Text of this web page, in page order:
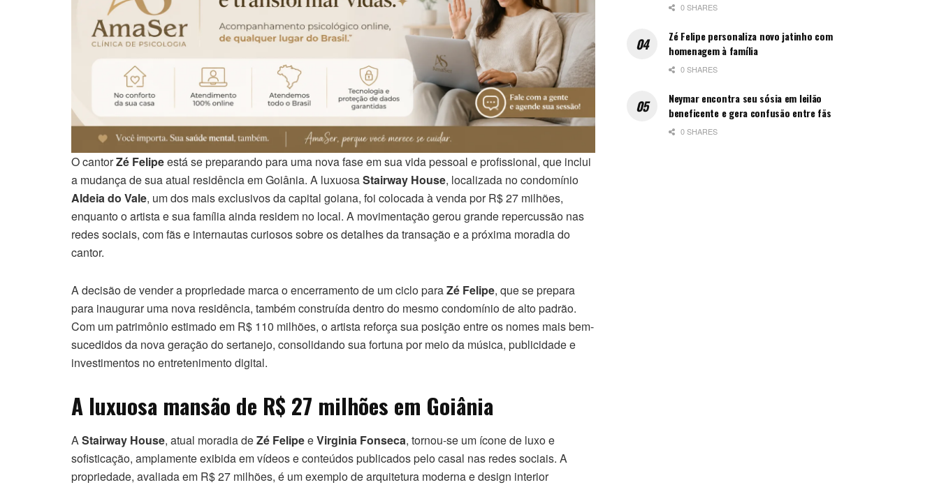
O cantorZé Felipeestá se preparando para uma nova fase em sua vida pessoal e profissional, que inclui
a mudança de sua atual residência em Goiânia. A luxuosaStairway House, localizada no condomínio
Aldeia do Vale, um dos mais exclusivos da capital goiana, foi colocada à venda por R$ 27 milhões,
enquanto o artista e sua família ainda residem no local. A movimentação gerou grande repercussão nas
redes sociais, com fãs e internautas curiosos sobre os detalhes da transação e a próxima moradia do
cantor.
A decisão de vender a propriedade marca o encerramento de um ciclo paraZé Felipe, que se prepara
para inaugurar uma nova residência, também construída dentro do mesmo condomínio de alto padrão.
Com um patrimônio estimado em R$ 110 milhões, o artista reforça sua posição entre os nomes mais bem-
sucedidos da nova geração do sertanejo, consolidando sua fortuna por meio da música, publicidade e
investimentos no entretenimento digital.
A luxuosa mansão de R$ 27 milhões em Goiânia
AStairway House, atual moradia deZé FelipeeVirginia Fonseca, tornou-se um ícone de luxo e
sofisticação, amplamente exibida em vídeos e conteúdos publicados pelo casal nas redes sociais. A
propriedade, avaliada em R$ 27 milhões, é um exemplo de arquitetura moderna e design interior
0 SHARES
Zé Felipe personaliza novo jatinho com
homenagem à família
0 SHARES
Neymar encontra seu sósia em leilão
beneficente e gera confusão entre fãs
0 SHARES